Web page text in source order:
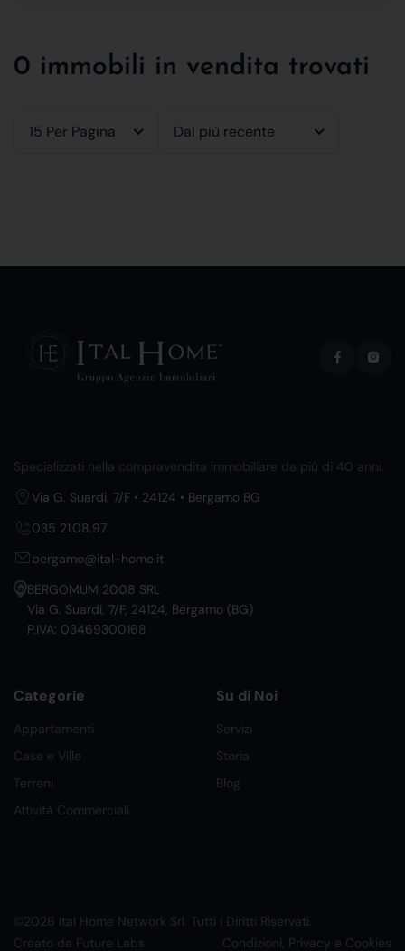
0 immobili in vendita trovati
15 Per Pagina Dal più recente
Specializzati nella compravendita immobiliare da più di 40 anni.
Via G. Suardi, 7/F • 24124 • Bergamo BG
035 21.08.97
bergamo@ital-home.it
BERGOMUM 2008 SRL
Via G. Suardi, 7/F, 24124, Bergamo (BG)
P.IVA: 03469300168
Categorie
Appartamenti
Case e Ville
Terreni
Attività Commerciali
Su di Noi
Servizi
Storia
Blog
©2026 Ital Home Network Srl. Tutti i Diritti Riservati.
Creato da Future Labs
Condizioni, Privacy e Cookies